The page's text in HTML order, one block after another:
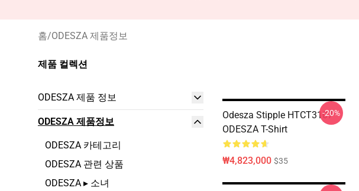
홈/ODESZA 제품정보
제품 컬렉션
ODESZA 제품 정보
ODESZA 제품정보
ODESZA 카테고리
ODESZA 관련 상품
ODESZA ▸ 소녀
Odesza Stipple HTCT3107
ODESZA T-Shirt
₩4,823,000 $35
-20%